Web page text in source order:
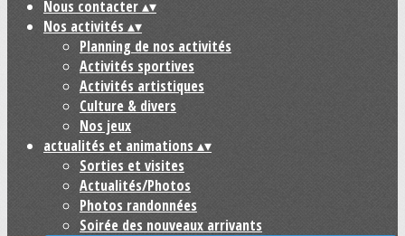
Nous contacter▴▾
Nos activités ▴▾
Planning de nos activités
Activités sportives
Activités artistiques
Culture & divers
Nos jeux
actualités et animations ▴▾
Sorties et visites
Actualités/Photos
Photos randonnées
Soirée des nouveaux arrivants